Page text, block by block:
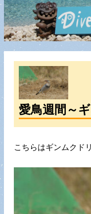
愛鳥週間～
こちらはギンムクド